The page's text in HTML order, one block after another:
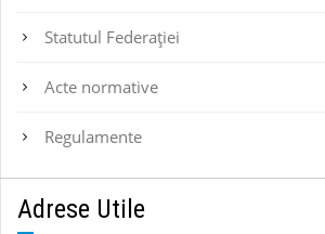
Statutul Federaţiei
Acte normative
Regulamente
Adrese Utile